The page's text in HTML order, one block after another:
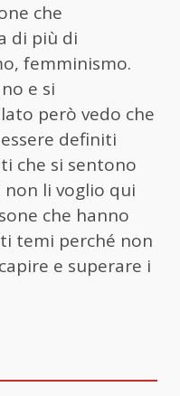
che
di più di
femminismo.
e si
però vedo che
definiti
che si sentono
non li voglio qui
che hanno
temi perché non
e superare i